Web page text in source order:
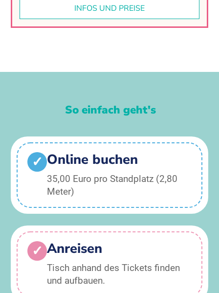
INFOS UND PREISE
So einfach geht's
✓ Online buchen
35,00 Euro pro Standplatz (2,80
Meter)
✓ Anreisen
Tisch anhand des Tickets finden
und aufbauen.